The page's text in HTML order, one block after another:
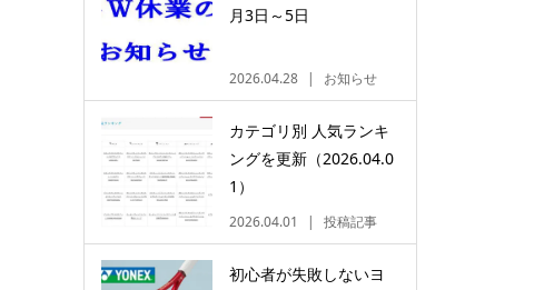
月3日～5日
2026.04.28 お知らせ
カテゴリ別 人気ランキ
ングを更新（2026.04.0
1）
2026.04.01 投稿記事
初心者が失敗しないヨ